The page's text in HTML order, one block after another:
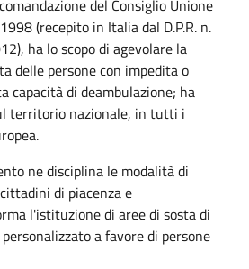
del Consiglio Unione
(recepito in Italia dal D.P.R. n.
ha lo scopo di agevolare la
delle persone con impedita o
capacità di deambulazione; ha
territorio nazionale, in tutti i
ne disciplina le modalità di
di piacenza e
l'istituzione di aree di sosta di
a favore di persone